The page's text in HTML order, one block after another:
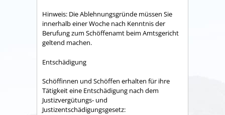
Hinweis: Die Ablehnungsgründe müssen Sie
innerhalb einer Woche nach Kenntnis der
Berufung zum Schöffenamt beim Amtsgericht
geltend machen.
Entschädigung
Schöffinnen und Schöffen erhalten für ihre
Tätigkeit eine Entschädigung nach dem
Justizvergütungs- und
Justizentschädigungsgesetz: